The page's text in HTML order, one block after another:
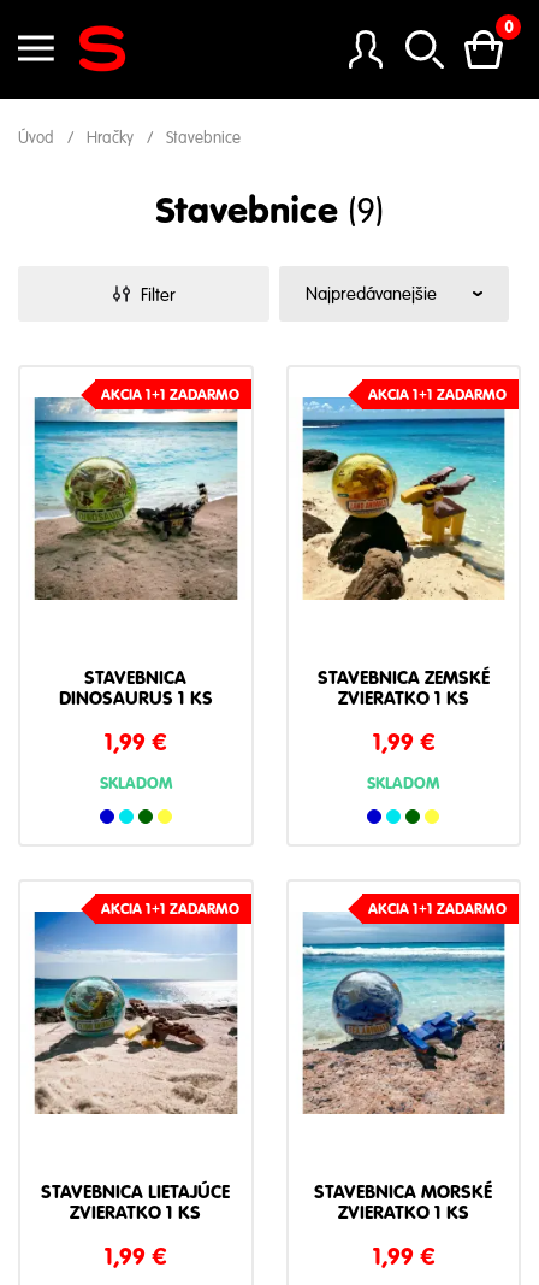
0
Úvod Hračky Stavebnice
Stavebnice (9)
Filter
AKCIA 1+1 ZADARMO
STAVEBNICA
DINOSAURUS 1 KS
1,99€
SKLADOM
AKCIA 1+1 ZADARMO
STAVEBNICA ZEMSKÉ
ZVIERATKO 1 KS
1,99 €
SKLADOM
AKCIA 1+1 ZADARMO
STAVEBNICA LIETAJÚCE
ZVIERATKO 1 KS
1,99€
AKCIA 1+1 ZADARMO
STAVEBNICA MORSKÉ
ZVIERATKO 1 KS
1,99 €